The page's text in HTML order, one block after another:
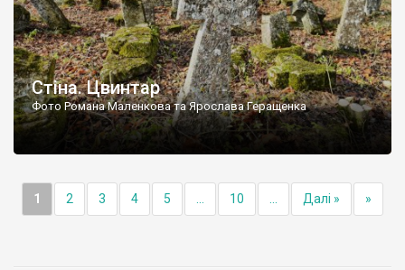
Стіна. Цвинтар
Фото Романа Маленкова та Ярослава Геращенка
1 2 3 4 5 10 Далі » »